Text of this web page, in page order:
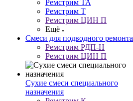
Ремстрим ТА
Ремстрим Т
Ремстрим ЦИН П
Ещё
Смеси для подводного ремонта
Ремстрим РДП-Н
Ремстрим ЦИН П
Сухие смеси специального
назначения